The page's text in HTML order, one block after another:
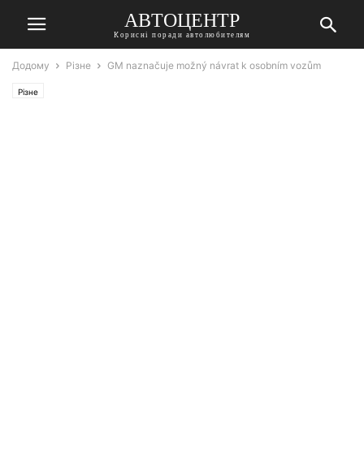
АВТОЦЕНТР
Корисні поради автолюбителям
Додому Різне GM naznačuje možný návrat k osobním vozům
Різне